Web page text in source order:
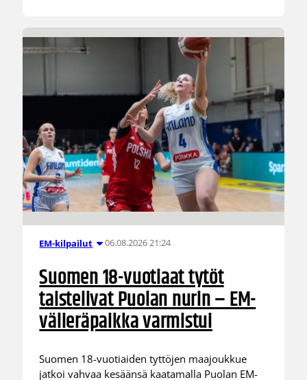
EM-kilpailut 06.08.2026 21:24
Suomen 18-vuotiaat tytöt
taistelivat Puolan nurin – EM-
välieräpaikka varmistui
Suomen 18-vuotiaiden tyttöjen maajoukkue
jatkoi vahvaa kesäänsä kaatamalla Puolan EM-